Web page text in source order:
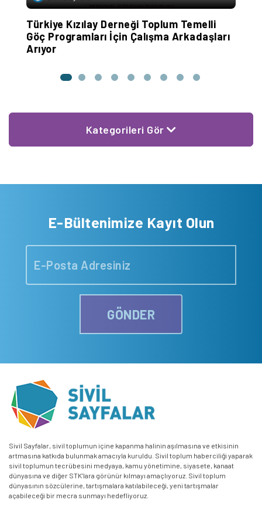
Türkiye Kızılay Derneği Toplum Temelli
Göç Programları İçin Çalışma Arkadaşları
Arıyor
Kategorileri Gör
E-Bültenimize Kayıt Olun
GÖNDER
Sivil Sayfalar, sivil toplumun içine kapanma halinin aşılmasına ve etkisinin
artmasına katkıda bulunmak amacıyla kuruldu. Sivil toplum haberciliği yaparak
sivil toplumun tecrübesini medyaya, kamu yönetimine, siyasete, kanaat
dünyasına ve diğer STK’lara görünür kılmayı amaçlıyoruz. Sivil toplum
dünyasının sözcülerine, tartışmalara katılabileceği, yeni tartışmalar
açabileceği bir mecra sunmayı hedefliyoruz.